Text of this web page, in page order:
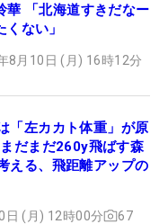
華 「北海道すきだなー
くない」
8月10日 (月) 16時12分
「左カカト体重」が原
だまだ260y飛ばす森
える、飛距離アップの
日 (月) 12時00分 67